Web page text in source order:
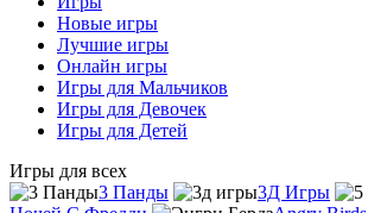
Новые игры
Лучшие игры
Онлайн игры
Игры для Мальчиков
Игры для Девочек
Игры для Детей
Игры для всех
3 Панды
3Д Игры